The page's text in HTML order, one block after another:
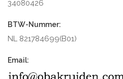
34080426
BTW-Nummer:
NL 821784699(B01)
Email: